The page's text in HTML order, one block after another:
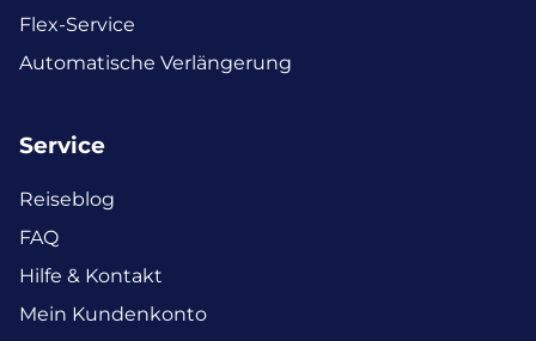
Flex-Service
Automatische Verlängerung
Service
Reiseblog
FAQ
Hilfe & Kontakt
Mein Kundenkonto